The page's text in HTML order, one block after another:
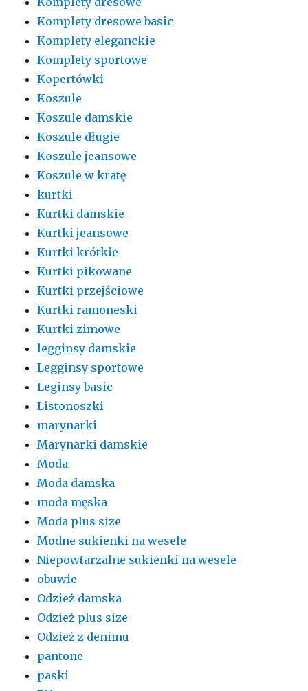
Komplety dresowe basic
Komplety eleganckie
Komplety sportowe
Kopertówki
Koszule
Koszule damskie
Koszule długie
Koszule jeansowe
Koszule w kratę
kurtki
Kurtki damskie
Kurtki jeansowe
Kurtki krótkie
Kurtki pikowane
Kurtki przejściowe
Kurtki ramoneski
Kurtki zimowe
legginsy damskie
Legginsy sportowe
Leginsy basic
Listonoszki
marynarki
Marynarki damskie
Moda
Moda damska
moda męska
Moda plus size
Modne sukienki na wesele
Niepowtarzalne sukienki na wesele
obuwie
Odzież damska
Odzież plus size
Odzież z denimu
pantone
paski